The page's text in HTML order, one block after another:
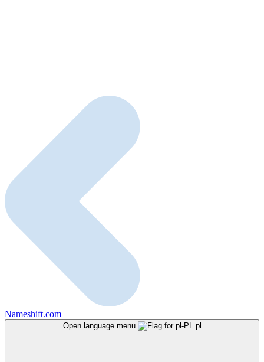
Nameshift.com
Open language menu pl